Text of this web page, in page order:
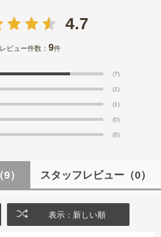
4.7
レビュー件数：9件
(7)
(1)
(1)
(0)
(0)
（9） スタッフレビュー （0）
表示：新しい順